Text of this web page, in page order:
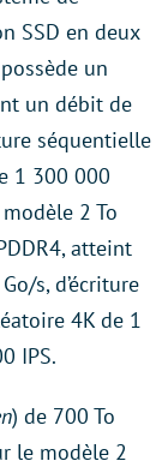
SSD en deux
un
un débit de
séquentielle
1 300 000
2 To
atteint
s, d’écriture
4K de 1
IPS.
) de 700 To
le modèle 2